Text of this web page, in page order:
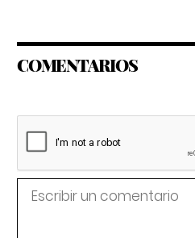
COMENTARIOS